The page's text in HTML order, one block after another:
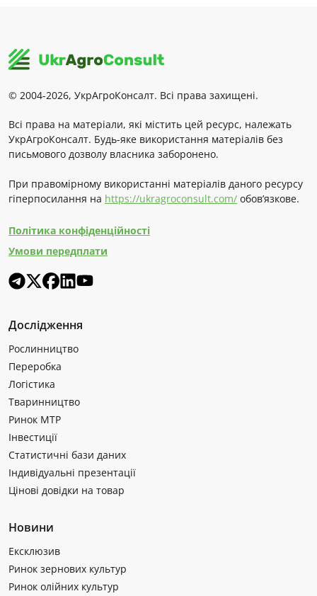
© 2004-2026, УкрАгроКонсалт. Всі права захищені.
Всі права на матеріали, які містить цей ресурс, належать
УкрАгроКонсалт. Будь-яке використання матеріалів без
письмового дозволу власника заборонено.
При правомірному використанні матеріалів даного ресурсу
гіперпосилання на https://ukragroconsult.com/ обов’язкове.
Політика конфіденційності
Умови передплати
Дослідження
Рослинництво
Переробка
Логістика
Тваринництво
Ринок МТР
Інвестиції
Статистичні бази даних
Індивідуальні презентації
Цінові довідки на товар
Новини
Ексклюзив
Ринок зернових культур
Ринок олійних культур